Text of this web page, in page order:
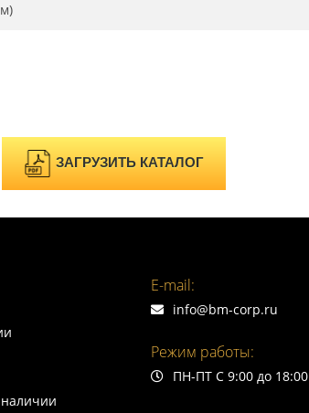
ЗАГРУЗИТЬ КАТАЛОГ
E-mail:
info@bm-corp.ru
Режим работы:
ПН-ПТ С 9:00 до 18:00